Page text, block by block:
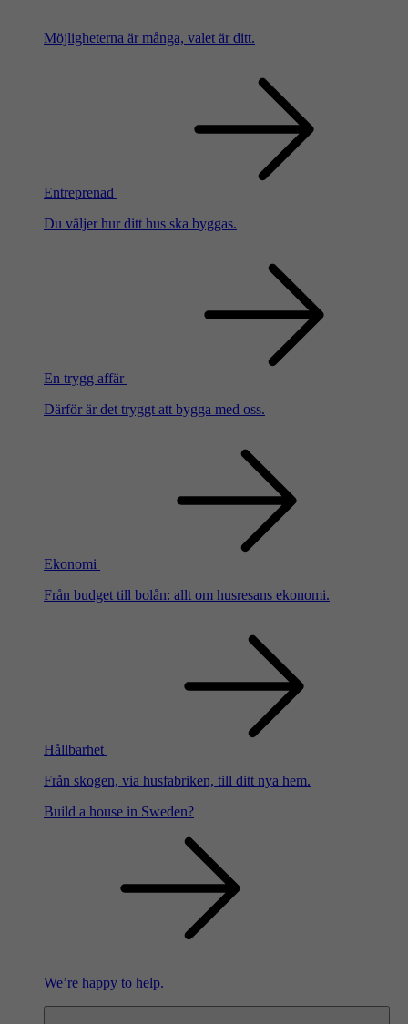
Möjligheterna är många, valet är ditt.
Entreprenad
Du väljer hur ditt hus ska byggas.
En trygg affär
Därför är det tryggt att bygga med oss.
Ekonomi
Från budget till bolån: allt om husresans ekonomi.
Hållbarhet
Från skogen, via husfabriken, till ditt nya hem.
Build a house in Sweden?
We’re happy to help.